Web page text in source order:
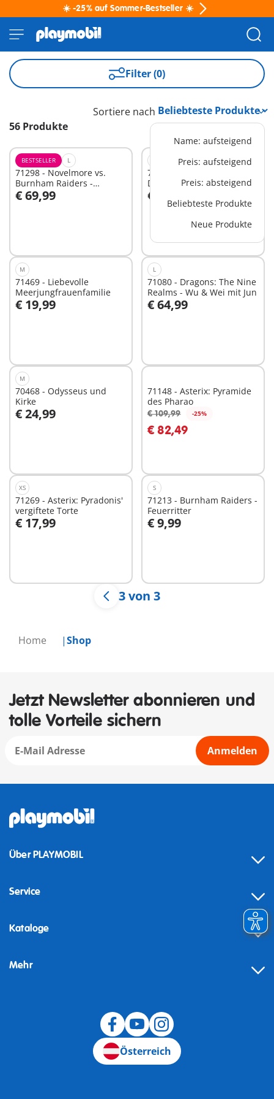
☀️ -25% auf Sommer-Bestseller ☀️
Home Shop
Filter (0)
56 Produkte
Sortiere nach
Name: aufsteigend
Preis: aufsteigend
Preis: absteigend
Beliebteste Produkte
Neue Produkte
BESTSELLER L
71298 - Novelmore vs.
Burnham Raiders -
Turnierarena
€ 69,99
71211 - Novelmore -
Darios Fluggleiter
€ 24,99
verfügbar
M
71469 - Liebevolle
Meerjungfrauenfamilie
€ 19,99
L
71080 - Dragons: The Nine
Realms - Wu & Wei mit Jun
€ 64,99
M
70468 - Odysseus und
Kirke
€ 24,99
71148 - Asterix: Pyramide
des Pharao
€ 109,99 -25%
€ 82,49
XS
71269 - Asterix: Pyradonis'
vergiftete Torte
€ 17,99
S
71213 - Burnham Raiders -
Feuerritter
€ 9,99
3 von 3
Jetzt Newsletter abonnieren und
tolle Vorteile sichern
Anmelden
Über PLAYMOBIL
Service
Kataloge
Mehr
Österreich